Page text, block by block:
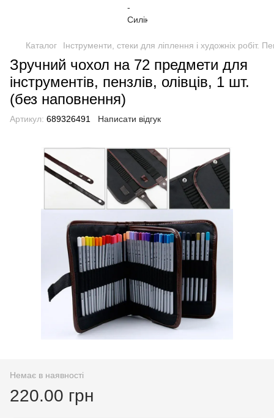
Каталог Інструменти, стеки для ліплення і художніх робіт.
Зручний чохол на 72 предмети для
інструментів, пензлів, олівців, 1 шт.
(без наповнення)
Артикул: 689326491 Написати відгук
Немає в наявності
220.00 грн